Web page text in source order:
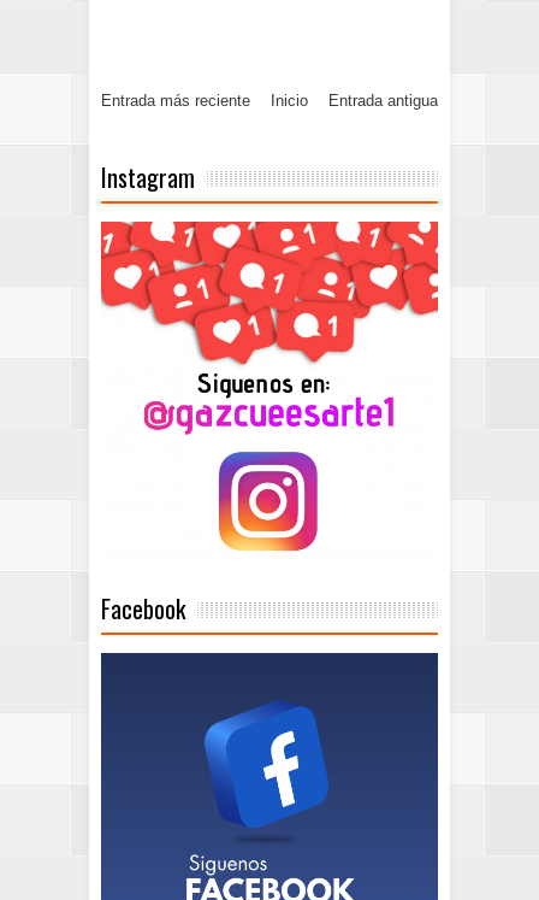
Entrada más reciente Entrada antigua
Inicio
Instagram
Facebook